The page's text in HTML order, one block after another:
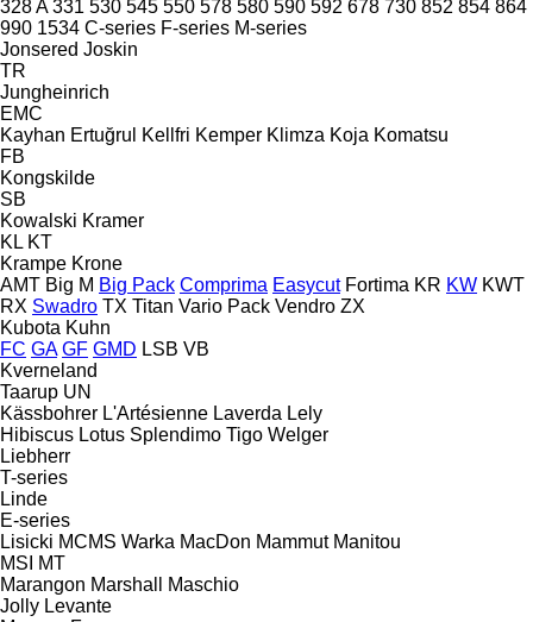
328 A 331 530 545 550 578 580 590 592 678 730 852 854 864
990 1534 C-series F-series M-series
Jonsered Joskin
TR
Jungheinrich
EMC
Kayhan Ertuğrul
Kellfri Kemper Klimza Koja Komatsu
FB
Kongskilde
SB
Kowalski Kramer
KL KT
Krampe Krone
AMT Big M Big Pack Comprima Easycut Fortima KR KW KWT
RX Swadro TX Titan Vario Pack Vendro ZX
Kubota Kuhn
FC GA GF GMD LSB VB
Kverneland
Taarup UN
Kässbohrer L'Artésienne Laverda Lely
Hibiscus Lotus Splendimo Tigo Welger
Liebherr
T-series
Linde
E-series
Lisicki MCMS Warka MacDon Mammut Manitou
MSI
MT
Marangon Marshall
Maschio
Jolly Levante